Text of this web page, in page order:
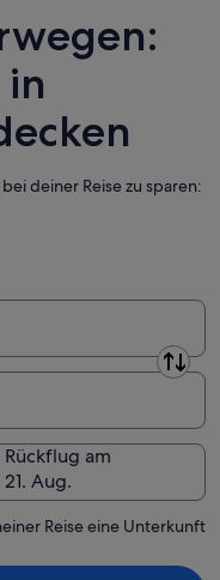
deiner Reise zu sparen:
Rückflug am
21. Aug.
Reise eine Unterkunft